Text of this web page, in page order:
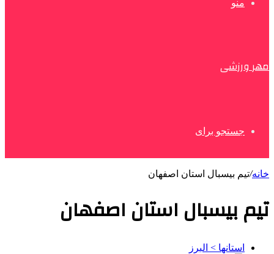
منو
مهر ورزشی
جستجو برای
خانه/تیم بیسبال استان اصفهان
تیم بیسبال استان اصفهان
استانها > البرز